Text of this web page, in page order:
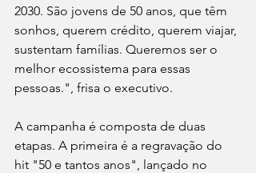
2030. São jovens de 50 anos, que têm
sonhos, querem crédito, querem viajar,
sustentam famílias. Queremos ser o
melhor ecossistema para essas
pessoas.", frisa o executivo.
A campanha é composta de duas
etapas. A primeira é a regravação do
hit "50 e tantos anos", lançado no